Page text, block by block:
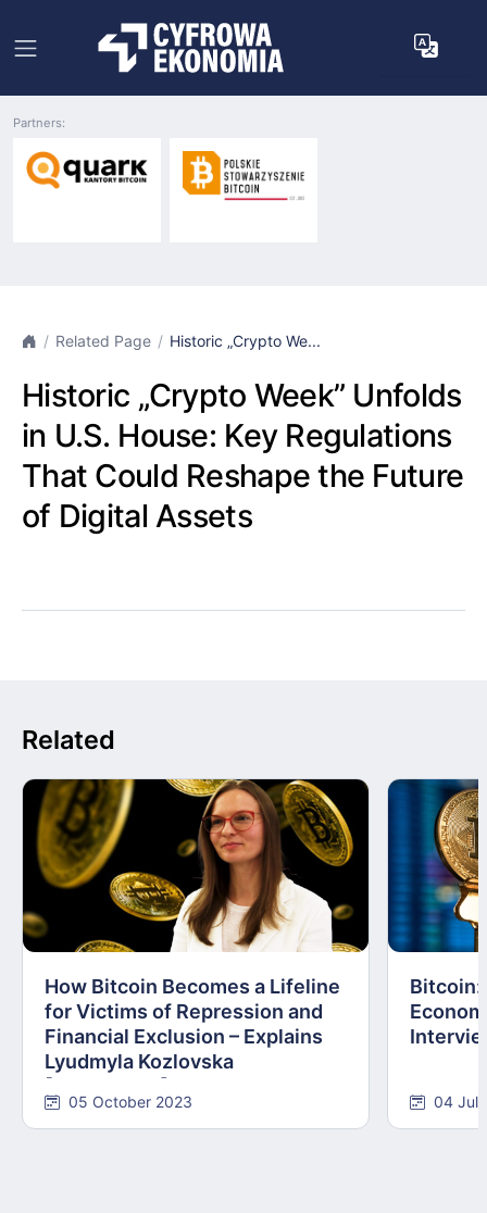
Partners:
Related Page Historic „Crypto We...
Historic „Crypto Week” Unfolds
in U.S. House: Key Regulations
That Could Reshape the Future
of Digital Assets
Related
How Bitcoin Becomes a Lifeline
for Victims of Repression and
Financial Exclusion – Explains
Lyudmyla Kozlovska
05 October 2023
Bitcoin:
04